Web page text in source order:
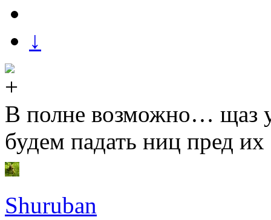
↓
В полне возможно… щаз
будем падать ниц пред
Shuruban